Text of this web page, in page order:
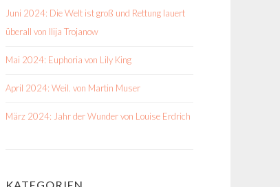
Juni 2024: Die Welt ist groß und Rettung lauert
überall von Ilija Trojanow
Mai 2024: Euphoria von Lily King
April 2024: Weil. von Martin Muser
März 2024: Jahr der Wunder von Louise Erdrich